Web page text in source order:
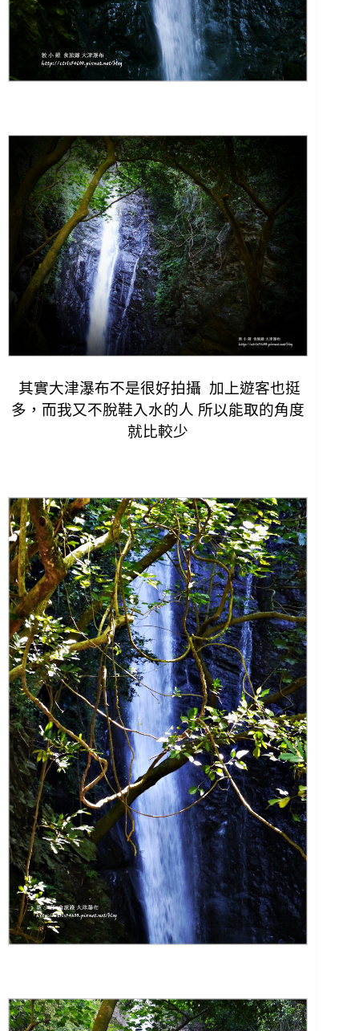
其實大津瀑布不是很好拍攝 加上遊客也挺
多， 而我又不脫鞋入水的人 所以能取的角度
就比較少